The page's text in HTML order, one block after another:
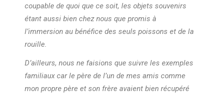
coupable de quoi que ce soit, les objets souvenirs
étant aussi bien chez nous que promis à
l’immersion au bénéfice des seuls poissons et de la
rouille.
D’ailleurs, nous ne faisions que suivre les exemples
familiaux car le père de l’un de mes amis comme
mon propre père et son frère avaient bien récupéré